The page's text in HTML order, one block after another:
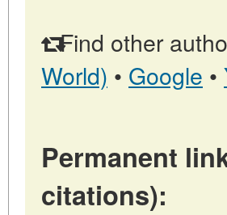
Find other
World) • Google •
Permanent
citations):